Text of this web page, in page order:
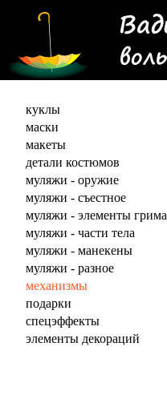
куклы
маски
макеты
детали костюмов
муляжи - оружие
муляжи - съестное
муляжи - элементы грима
муляжи - части тела
муляжи - манекены
муляжи - разное
механизмы
подарки
спецэффекты
элементы декораций